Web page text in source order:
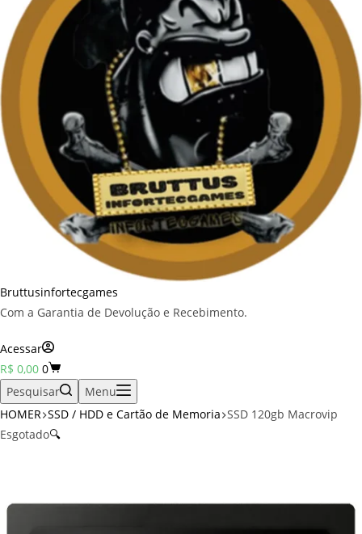
Bruttusinfortecgames
Com a Garantia de Devolução e Recebimento.
Acessar
Carrinho
R$ 0,00 0
Pesquisar
Menu
HOMER SSD / HDD e Cartão de Memoria SSD 120gb Macrovip
Esgotado🔍